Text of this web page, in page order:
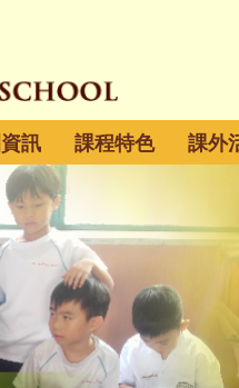
訊 課程特色 課外